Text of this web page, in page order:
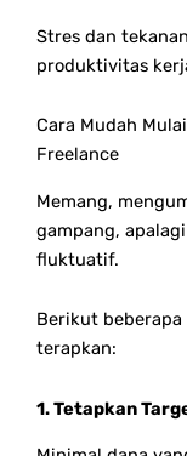
Stres dan
produktivitas
Cara Mudah
Freelance
Memang,
gampang,
fluktuatif.
Berikut beberapa
terapkan:
1. Tetapkan